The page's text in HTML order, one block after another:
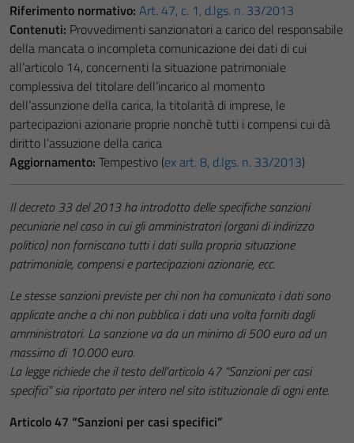
Riferimento normativo: Art. 47, c. 1, d.lgs. n. 33/2013
Contenuti: Provvedimenti sanzionatori a carico del responsabile
della mancata o incompleta comunicazione dei dati di cui
all’articolo 14, concernenti la situazione patrimoniale
complessiva del titolare dell’incarico al momento
dell’assunzione della carica, la titolarità di imprese, le
partecipazioni azionarie proprie nonchè tutti i compensi cui dà
diritto l’assuzione della carica
Aggiornamento: Tempestivo (ex art. 8, d.lgs. n. 33/2013)
Il decreto 33 del 2013 ha introdotto delle specifiche sanzioni
pecuniarie nel caso in cui gli amministratori (organi di indirizzo
politico) non forniscano tutti i dati sulla propria situazione
patrimoniale, compensi e partecipazioni azionarie, ecc.
Le stesse sanzioni previste per chi non ha comunicato i dati sono
applicate anche a chi non pubblica i dati una volta forniti dagli
amministratori. La sanzione va da un minimo di 500 euro ad un
massimo di 10.000 euro.
La legge richiede che il testo dell’articolo 47 “Sanzioni per casi
specifici” sia riportato per intero nel sito istituzionale di ogni ente.
Articolo 47 “Sanzioni per casi specifici”